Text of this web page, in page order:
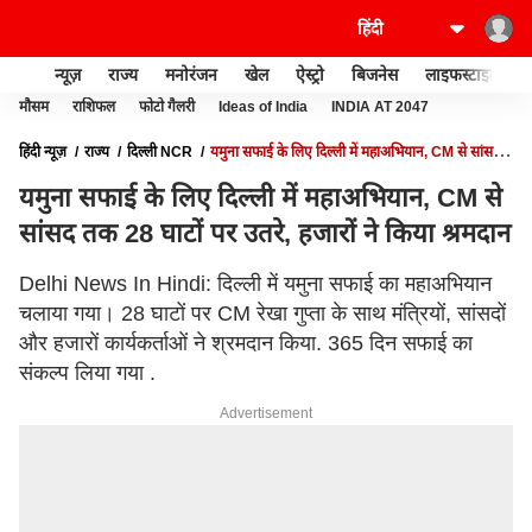
न्यूज़ राज्य मनोरंजन खेल ऐस्ट्रो बिजनेस लाइफस्टाइल
मौसम राशिफल फोटो गैलरी Ideas of India INDIA AT 2047
हिंदी न्यूज़ राज्य दिल्ली NCR
यमुना सफाई के लिए दिल्ली में महाअभियान, CM से सांसद
यमुना सफाई के लिए दिल्ली में महाअभियान, CM से
सांसद तक 28 घाटों पर उतरे, हजारों ने किया श्रमदान
Delhi News In Hindi: दिल्ली में यमुना सफाई का महाअभियान
चलाया गया। 28 घाटों पर CM रेखा गुप्ता के साथ मंत्रियों, सांसदों
और हजारों कार्यकर्ताओं ने श्रमदान किया. 365 दिन सफाई का
संकल्प लिया गया .
Advertisement